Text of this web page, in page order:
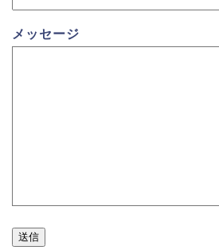
メッセージ
送信